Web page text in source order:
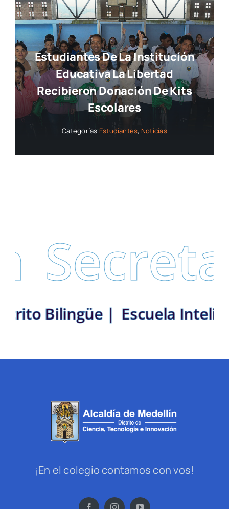
Estudiantes De La Institución
Educativa La Libertad
Recibieron Donación De Kits
Escolares
Categorías Estudiantes, Noticias
Distrito Bilingüe |
¡En el colegio contamos con vos!